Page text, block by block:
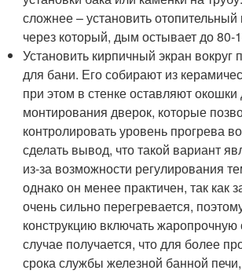
сложнее – установить
через который, дым остывает до 80-
Установить кирпичный экран вокруг
для бани. Его собирают из
при этом в стенке оставляют окошки
монтирования дверок, которые
контролировать уровень прогрева
сделать вывод, что такой вариант
из-за возможности регулирования
однако он менее практичен, так как
очень сильно перегревается,
конструкцию включать жаропрочную
случае получается, что для более
срока службы железной банной